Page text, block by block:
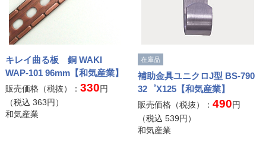
キレイ曲る板 銅 WAKI
WAP-101 96mm【和気産業】
販売価格（税抜）： 330円
（税込 363円）
和気産業
在庫品
補助金具ユニクロJ型 BS-790
32゜X125【和気産業】
販売価格（税抜）：490円
（税込539円）
和気産業